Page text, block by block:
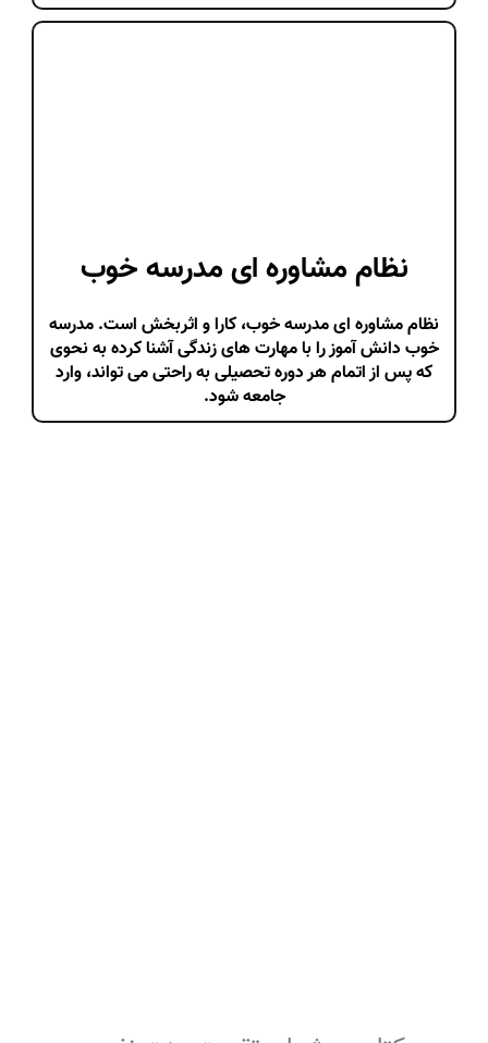
نظام مشاوره ای مدرسه خوب
نظام مشاوره ای مدرسه خوب، کارا و اثربخش است. مدرسه
خوب دانش آموز را با مهارت های زندگی آشنا کرده به نحوی
که پس از اتمام هر دوره تحصیلی به راحتی می تواند، وارد
جامعه شود.